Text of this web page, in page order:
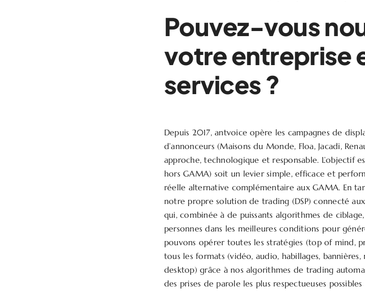
Pouvez-vous
votre entreprise
services ?
Depuis 2017, antvoice opère les campagnes de
d’annonceurs (Maisons du Monde, Floa, Jacadi,
approche, technologique et responsable. L’objectif
hors GAMA) soit un levier simple, efficace et
réelle alternative complémentaire aux GAMA. En
notre propre solution de trading (DSP) connecté
qui, combinée à de puissants algorithmes de
personnes dans les meilleures conditions pour
pouvons opérer toutes les stratégies (top of mind,
tous les formats (vidéo, audio, habillages,
desktop) grâce à nos algorithmes de trading
des prises de parole les plus respectueuses